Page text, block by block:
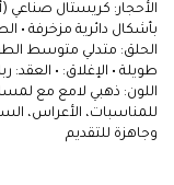
الأحجار: كريستال صناعي
بأشكال دائرية مزخرفة •
الحلق: متدلي متوسط
طويلة • الإغلاق: •
اللون: ذهبي لامع مع
للمناسبات، الأعراس،
وجاهزة للتقديم